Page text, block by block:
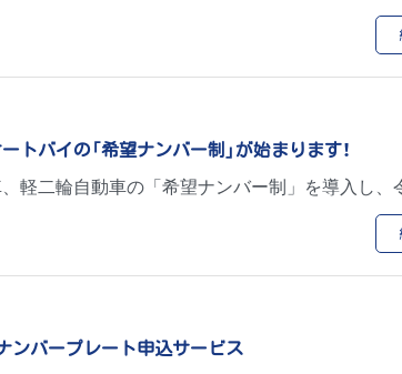
トバイの「希望ナンバー制」が始まります！
軽二輪自動車の「希望ナンバー制」を導入し、
ンバープレート申込サービス